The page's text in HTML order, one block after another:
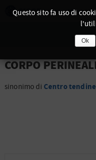
CORPO
sinonimo di Centro
Questo sito fa uso di
Ok